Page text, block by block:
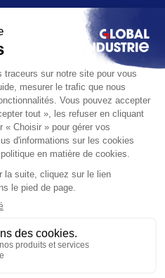
Tous droits réservés